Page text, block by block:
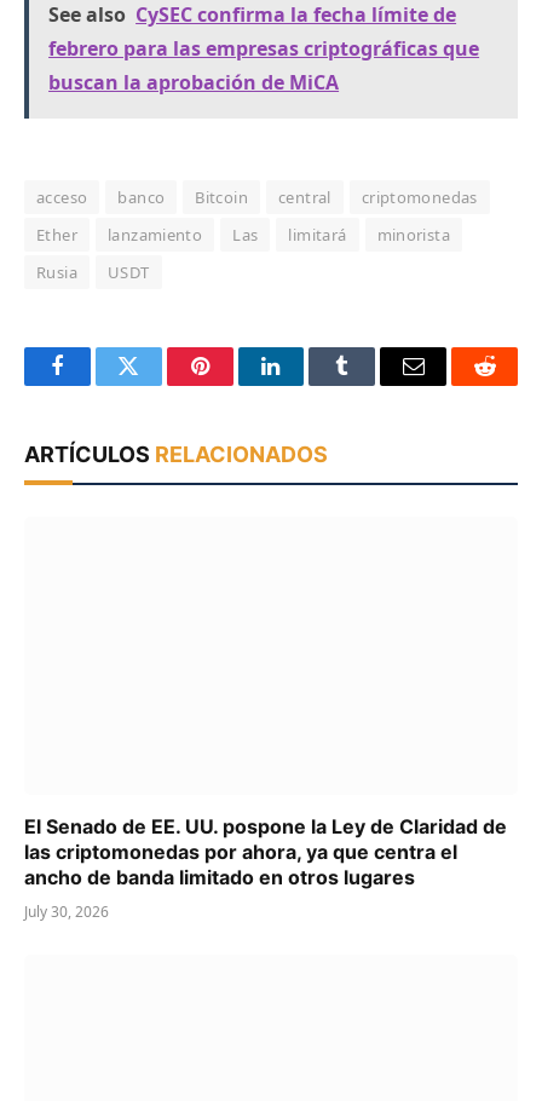
See also CySEC confirma la fecha límite de
febrero para las empresas criptográficas que
buscan la aprobación de MiCA
acceso banco Bitcoin central
criptomonedas
Ether
lanzamiento Las limitará
minorista
Rusia
USDT
FacebookTwitter PinterestLinkedInTumblr Email Reddit
ARTÍCULOS RELACIONADOS
El Senado de EE. UU. pospone la Ley de Claridad de
las criptomonedas por ahora, ya que centra el
ancho de banda limitado en otros lugares
July 30, 2026